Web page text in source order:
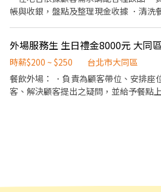
帳與收銀，盤點及整理現金收據 ．清洗
時薪$200 ~ $250
台北市大同區
餐飲外場： ．負責為顧客帶位、安排座
客、解決顧客提出之疑問，並給予餐點